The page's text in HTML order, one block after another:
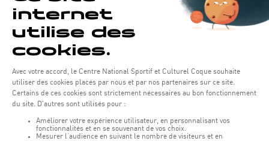
(Marketingagentur, Lieferdienst).
Außerhalb dieser Empfänger werden Ihre
personenbezogenen Daten nicht an Dritte weitergegeben.
Das CNSC kann jedoch verpflichtet sein, Ihre
übermitteln, um seine Rechtsverpflichtungen zu erfüllen,
insbesondere im Falle einer richterlichen Anordnung.
3.4 Unsere Mitteilungen: Newsletter